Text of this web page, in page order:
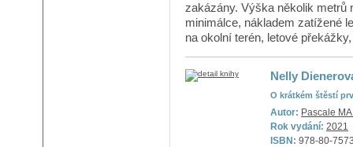
zakázány. Výška několik metrů
minimálce, nákladem zatížené
na okolní terén, letové
Nelly
O krátkém štěstí
Autor: Pascale
Rok vydání: 2021
ISBN: 978-80-